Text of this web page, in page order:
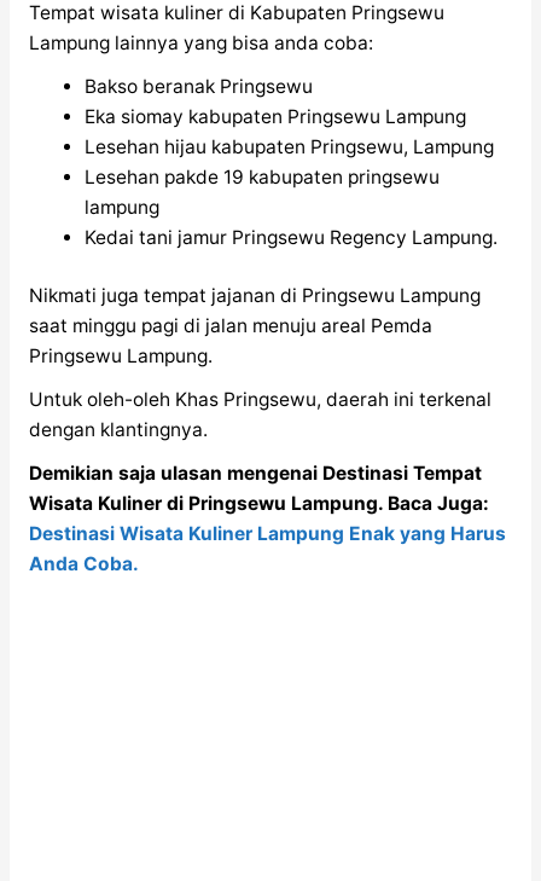
Tempat wisata kuliner di Kabupaten Pringsewu
Lampung lainnya yang bisa anda coba:
Bakso beranak Pringsewu
Eka siomay kabupaten Pringsewu Lampung
Lesehan hijau kabupaten Pringsewu, Lampung
Lesehan pakde 19 kabupaten pringsewu
lampung
Kedai tani jamur Pringsewu Regency Lampung.
Nikmati juga tempat jajanan di Pringsewu Lampung
saat minggu pagi di jalan menuju areal Pemda
Pringsewu Lampung.
Untuk oleh-oleh Khas Pringsewu, daerah ini terkenal
dengan klantingnya.
Demikian saja ulasan mengenai Destinasi Tempat
Wisata Kuliner di Pringsewu Lampung. Baca Juga:
Destinasi Wisata Kuliner Lampung Enak yang Harus
Anda Coba.